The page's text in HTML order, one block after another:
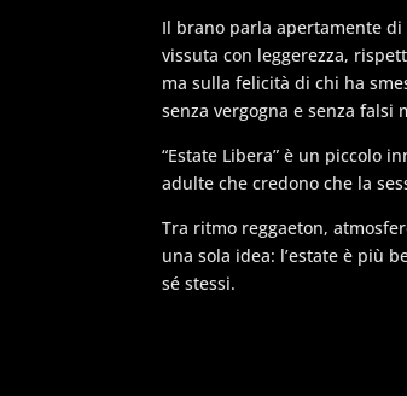
Il brano parla apertamente
vissuta con leggerezza,
ma sulla felicità di chi ha
senza vergogna e senza falsi
“Estate Libera” è un piccolo
adulte che credono che la
Tra ritmo reggaeton,
una sola idea: l’estate è più
sé stessi.